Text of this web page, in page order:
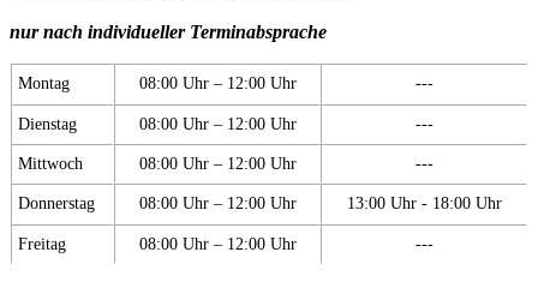
nur nach individueller Terminabsprache
Montag 08:00 Uhr – 12:00 Uhr ---
Dienstag 08:00 Uhr – 12:00 Uhr ---
Mittwoch 08:00 Uhr – 12:00 Uhr ---
Donnerstag 08:00 Uhr – 12:00 Uhr 13:00 Uhr - 18:00 Uhr
Freitag 08:00 Uhr – 12:00 Uhr ---